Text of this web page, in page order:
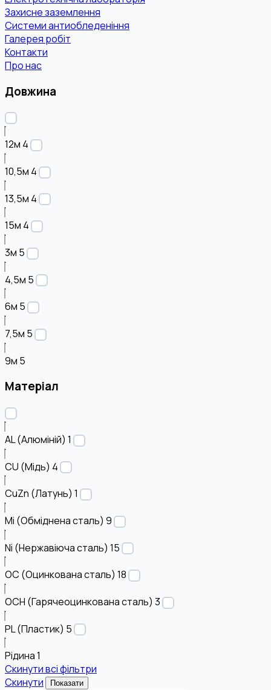
Захисне заземлення
Системи антиобледеніння
Галерея робіт
Контакти
Про нас
Довжина
12м 4
10,5м 4
13,5м 4
15м 4
3м 5
4,5м 5
6м 5
7,5м 5
9м 5
Матеріал
AL (Алюміній) 1
CU (Мідь) 4
CuZn (Латунь) 1
Mi (Обміднена сталь) 9
Ni (Нержавіюча сталь) 15
OC (Оцинкована сталь) 18
OCH (Гарячеоцинкована сталь) 3
PL (Пластик) 5
Рідина1
Скинути всі фільтри
Скинути
Показати